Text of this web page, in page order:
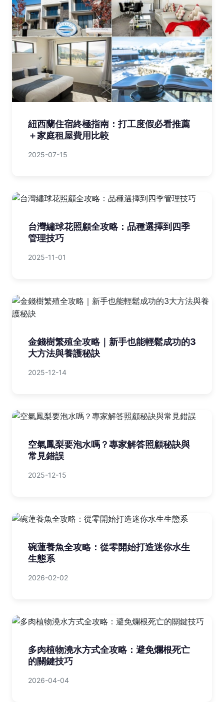
紐西蘭住宿終極指南：打工度假必看推薦
＋家庭租屋費用比較
2025-07-15
台灣繡球花照顧全攻略：品種選擇到四季
管理技巧
2025-11-01
金錢樹繁殖全攻略｜新手也能輕鬆成功的3
大方法與養護秘訣
2025-12-14
空氣鳳梨要泡水嗎？專家解答照顧秘訣與
常見錯誤
2025-12-15
碗蓮養魚全攻略：從零開始打造迷你水生
生態系
2026-02-02
多肉植物澆水方式全攻略：避免爛根死亡
的關鍵技巧
2026-04-04